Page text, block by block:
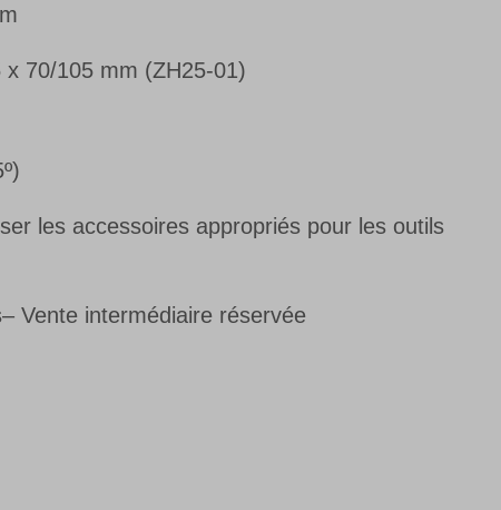
70/105 mm (ZH25-01)
les accessoires appropriés pour les outils
Vente intermédiaire réservée